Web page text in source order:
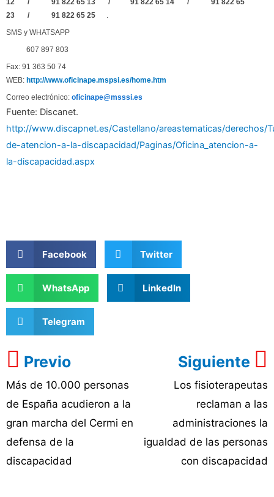
12
/ 91 822 65 13 / 91 822 65 14 /
91 822 65
23
/ 91 822 65 25
.
SMS y WHATSAPP
607 897 803
Fax: 91 363 50 74
WEB: http://www.oficinape.mspsi.es/home.htm
Correo electrónico: oficinape@msssi.es
Fuente: Discanet.
http://www.discapnet.es/Castellano/areastematicas/derechos/
de-atencion-a-la-discapacidad/Paginas/Oficina_atencion-a-
la-discapacidad.aspx
Facebook Twitter
WhatsApp LinkedIn
Telegram
Previo
Más de 10.000 personas
de España acudieron a la
gran marcha del Cermi en
defensa de la
discapacidad
Siguiente
Los fisioterapeutas
reclaman a las
administraciones la
igualdad de las personas
con discapacidad